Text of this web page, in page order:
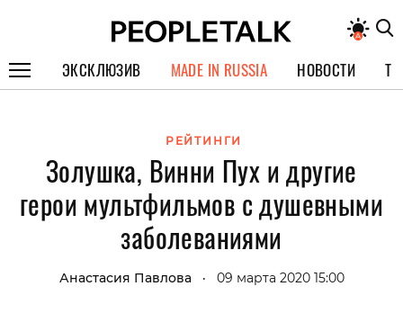
ЭКСКЛЮЗИВ
СПЕЦПРОЕКТЫ
ИНТЕРВЬЮ
ПОКОЛЕНИЕ
MADE IN RUSSIA НОВОСТИ
РЕЙТИНГИ
Золушка, Винни Пух и другие
герои мультфильмов с душевными
заболеваниями
Анастасия Павлова • 09 марта 2020 15:00